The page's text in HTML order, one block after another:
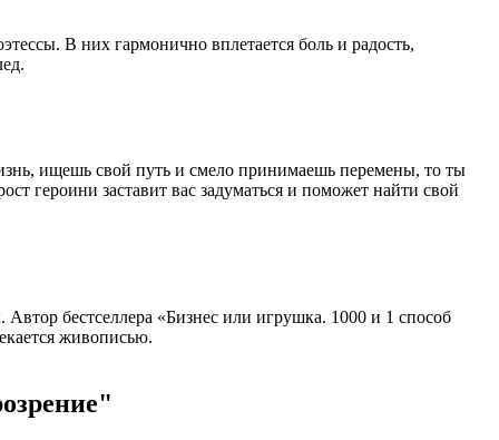
В них гармонично вплетается боль и радость,
ищешь свой путь и смело принимаешь перемены, то ты
героини заставит вас задуматься и поможет найти свой
бестселлера «Бизнес или игрушка. 1000 и 1 способ
живописью.